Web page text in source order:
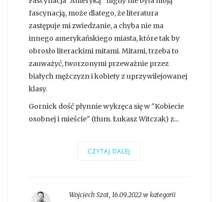
fascynacją, może dlatego, że literatura
zastępuje mi zwiedzanie, a chyba nie ma
innego amerykańskiego miasta, które tak by
obrosło literackimi mitami. Mitami, trzeba to
zauważyć, tworzonymi przeważnie przez
białych mężczyzn i kobiety z uprzywilejowanej
klasy.
Gornick dość płynnie wykręca się w "Kobiecie
osobnej i mieście" (tłum. Łukasz Witczak) z...
CZYTAJ DALEJ
Wojciech Szot, 16.09.2022 w kategorii